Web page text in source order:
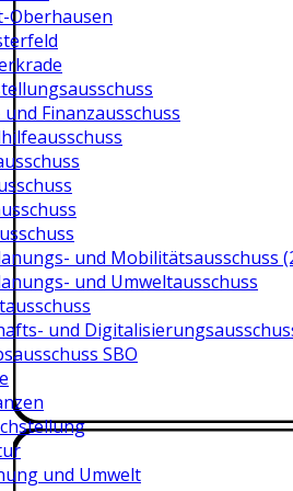
Oberhausen
Finanzausschuss
und Mobilitätsausschuss
und Umweltausschuss
und
SBO
und Umwelt